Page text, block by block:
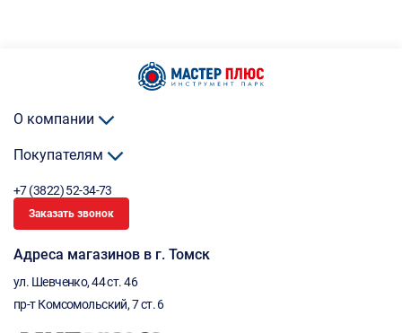
О компании
Покупателям
+7 (3822) 52-34-73
Заказать звонок
Адреса магазинов в г. Томск
ул. Шевченко, 44 ст. 46
пр-т Комсомольский, 7 ст. 6